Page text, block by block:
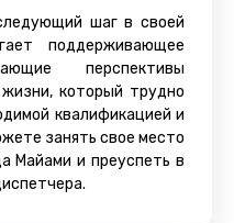
шаг в своей
поддерживающее
перспективы
который трудно
квалификацией и
занять свое место
Майами и преуспеть в